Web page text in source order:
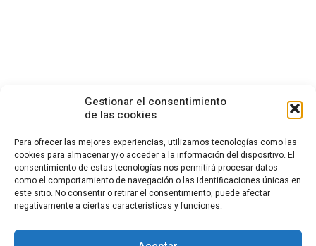
Gestionar el consentimiento
de las cookies
Para ofrecer las mejores experiencias, utilizamos tecnologías como las
cookies para almacenar y/o acceder a la información del dispositivo. El
consentimiento de estas tecnologías nos permitirá procesar datos
como el comportamiento de navegación o las identificaciones únicas en
este sitio. No consentir o retirar el consentimiento, puede afectar
negativamente a ciertas características y funciones.
CONTACTO
Calle Cea Bermúdez, 3
28003 - Madrid. España
fundacion.cotec@cotec.es